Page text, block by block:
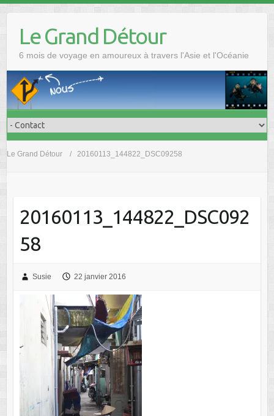
Le Grand Détour
6 mois de voyage en amoureux à travers l'Asie et l'Océanie
Le Grand Détour 20160113_144822_DSC09258
20160113_144822_DSC092
58
Susie 22 janvier 2016